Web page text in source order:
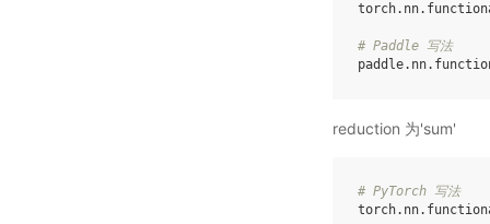
torch. nn.
# Paddle 写法
paddle. nn.
reduction 为'sum'
# PyTorch 写法
torch. nn.